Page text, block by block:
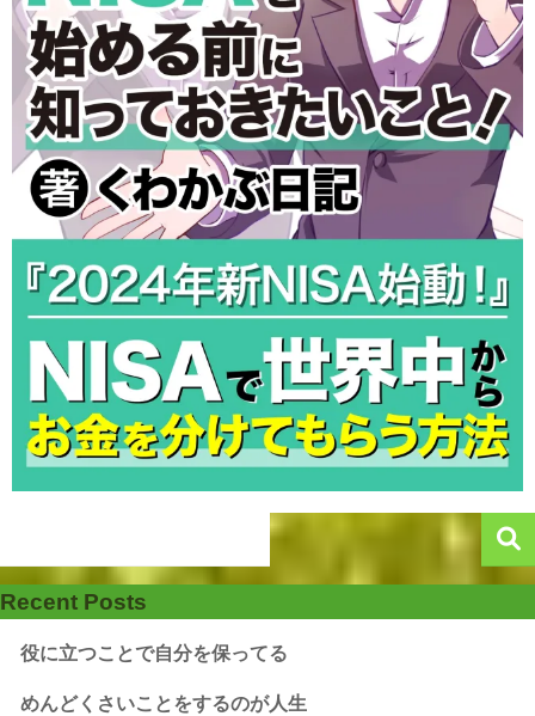
Recent Posts
役に立つことで自分を保ってる
めんどくさいことをするのが人生